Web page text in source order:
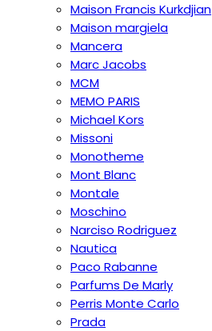
Maison Francis Kurkdjian
Maison margiela
Mancera
Marc Jacobs
MCM
MEMO PARIS
Michael Kors
Missoni
Monotheme
Mont Blanc
Montale
Moschino
Narciso Rodriguez
Nautica
Paco Rabanne
Parfums De Marly
Perris Monte Carlo
Prada